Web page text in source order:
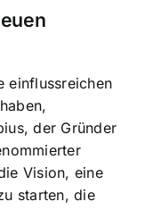
einflussreichen
der Gründer
Vision, eine
starten, die